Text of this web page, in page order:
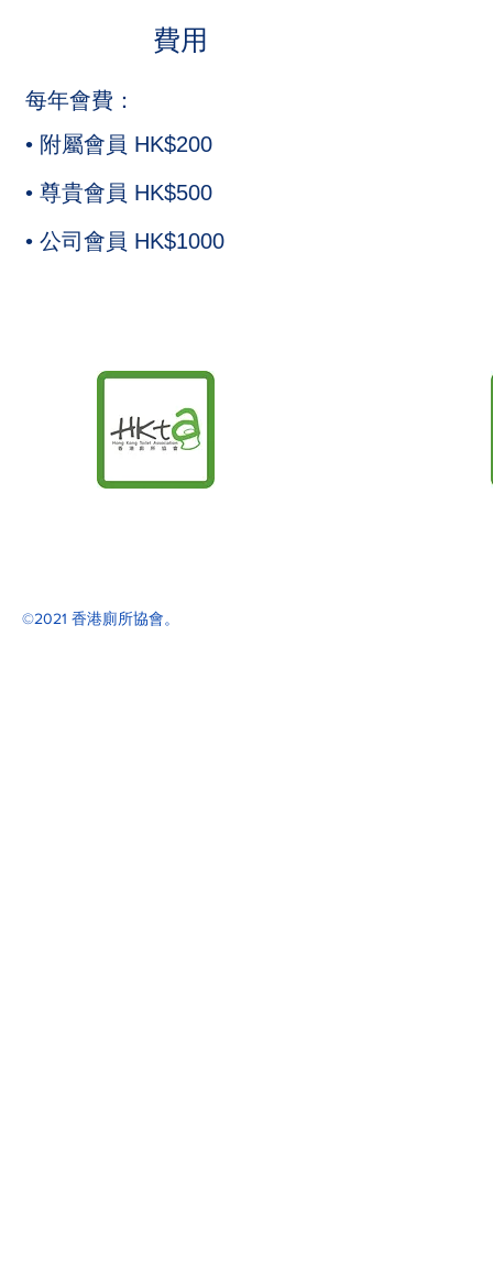
費用
每年會費：
• 附屬會員 HK$200
• 尊貴會員 HK$500
• 公司會員 HK$1000
©2021 香港廁所協會。